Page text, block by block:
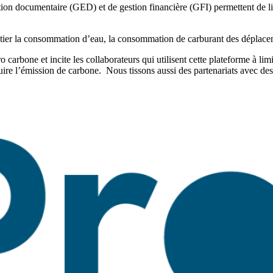
documentaire (GED) et de gestion financière (GFI) permettent de
la consommation d’eau, la consommation de carburant des
carbone et incite les collaborateurs qui utilisent cette plateforme à
l’émission de carbone. Nous tissons aussi des partenariats avec